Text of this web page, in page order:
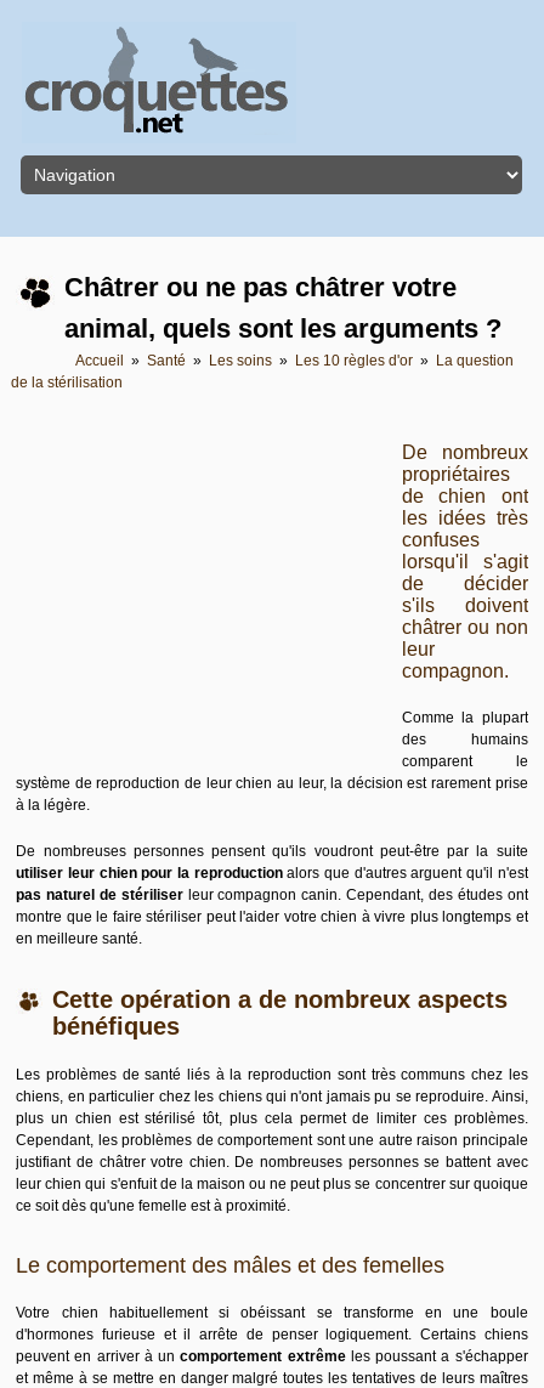
Châtrer ou ne pas châtrer votre
animal, quels sont les arguments ?
Accueil » Santé » Les soins » Les 10 règles d'or » La question
de la stérilisation
De nombreux
propriétaires
de chien ont
les idées très
confuses
lorsqu'il s'agit
de décider
s'ils doivent
châtrer ou non
leur
compagnon.
Comme la plupart
des humains
comparent le
système de reproduction de leur chien au leur, la décision est rarement prise
à la légère.
De nombreuses personnes pensent qu'ils voudront peut-être par la suite
utiliser leur chien pour la reproductionalors que d'autres arguent qu'il n'est
pas naturel de stériliserleur compagnon canin. Cependant, des études ont
montre que le faire stériliser peut l'aider votre chien à vivre plus longtemps et
en meilleure santé.
Cette opération a de nombreux aspects
bénéfiques
Les problèmes de santé liés à la reproduction sont très communs chez les
chiens, en particulier chez les chiens qui n'ont jamais pu se reproduire. Ainsi,
plus un chien est stérilisé tôt, plus cela permet de limiter ces problèmes.
Cependant, les problèmes de comportement sont une autre raison principale
justifiant de châtrer votre chien. De nombreuses personnes se battent avec
leur chien qui s'enfuit de la maison ou ne peut plus se concentrer sur quoique
ce soit dès qu'une femelle est à proximité.
Le comportement des mâles et des femelles
Votre chien habituellement si obéissant se transforme en une boule
d'hormones furieuse et il arrête de penser logiquement. Certains chiens
peuvent en arriver à uncomportement extrêmeles poussant a s'échapper
et même à se mettre en danger malgré toutes les tentatives de leurs maîtres